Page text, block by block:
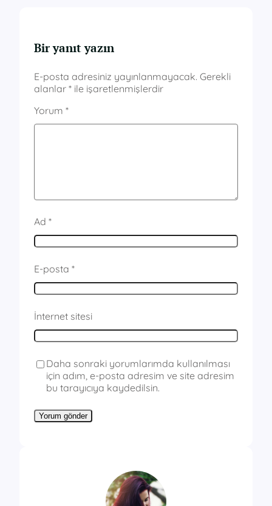
Bir yanıt yazın
E-posta adresiniz yayınlanmayacak. Gerekli
alanlar * ile işaretlenmişlerdir
Yorum *
Ad *
E-posta *
İnternet sitesi
Daha sonraki yorumlarımda kullanılması
için adım, e-posta adresim ve site adresim
bu tarayıcıya kaydedilsin.